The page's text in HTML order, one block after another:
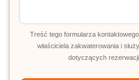
Treść tego formularza
właściciela zakwaterowania i
dotyczących